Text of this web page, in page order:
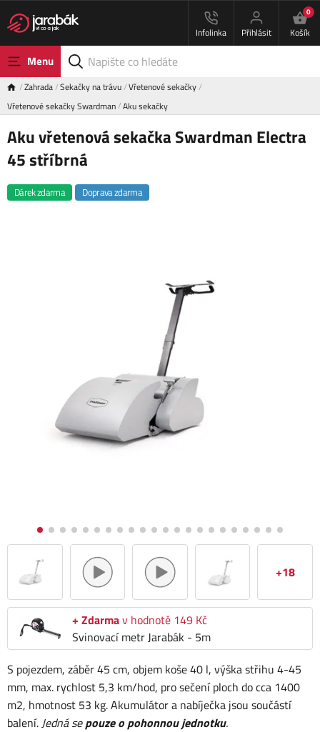
Infolinka Přihlásit
0
Košík
Menu
Zahrada Sekačky na trávu Vřetenové sekačky
Vřetenové sekačky Swardman Aku sekačky
Aku vřetenová sekačka Swardman Electra
45 stříbrná
Dárek zdarma Doprava zdarma
+18
+ Zdarmav hodnotě 149 Kč
Svinovací metr Jarabák - 5m
S pojezdem, záběr 45 cm, objem koše 40 l, výška střihu 4-45
mm, max. rychlost 5,3 km/hod, pro sečení ploch do cca 1400
m2, hmotnost 53 kg. Akumulátor a nabíječka jsou součástí
balení.Jedná sepouze o pohonnou jednotku.